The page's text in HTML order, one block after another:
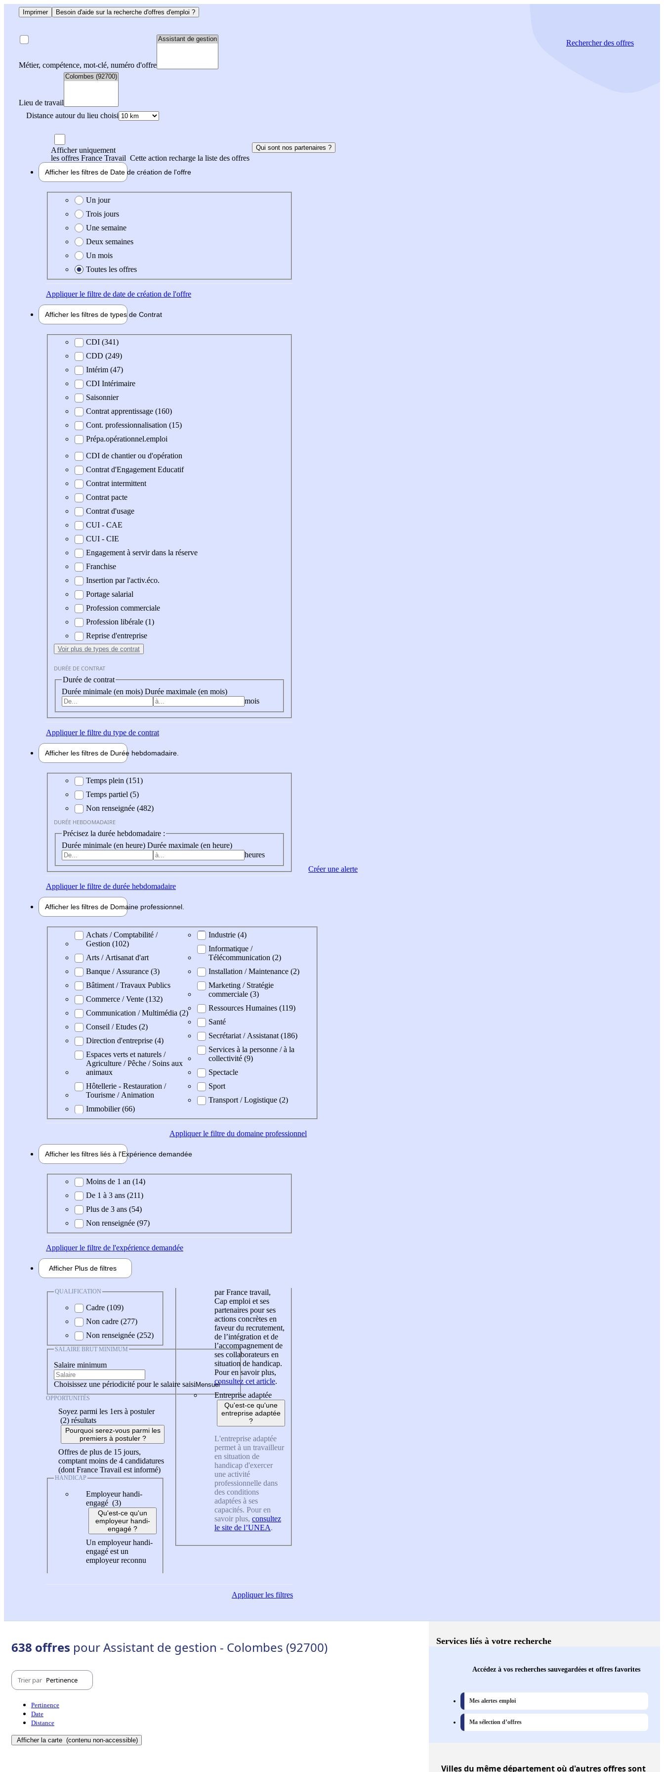
Imprimer Besoin d'aide sur la recherche d'offres d'emploi ?
Métier, compétence, mot-clé, numéro d'offre
Lieu de travail
Distance autour du lieu choisi
Rechercherdes offres
Afficher uniquement
les offres France Travail Cette action recharge la liste des offres
Qui sont nos partenaires ?
Afficher les filtres de Date de création de l'offre
Date de création de l'offre
Un jour
Trois jours
Une semaine
Deux semaines
Un mois
Toutes les offres
Appliquerle filtre de date de création de l'offre
Afficher les filtres de types de Contrat
Type de contratCDI (341)
CDD (249)
Intérim (47)
CDI Intérimaire
Saisonnier
Contrat apprentissage (160)
Cont. professionnalisation (15)
Prépa.opérationnel.emploi
CDI de chantier ou d'opération
Contrat d'Engagement Educatif
Contrat intermittent
Contrat pacte
Contrat d'usage
CUI - CAE
CUI - CIE
Engagement à servir dans la réserve
Franchise
Insertion par l'activ.éco.
Portage salarial
Profession commerciale
Profession libérale (1)
Reprise d'entreprise
Voir plus de types de contrat
DURÉE DE CONTRAT
Durée de contrat
Durée minimale (en mois) Durée maximale (en mois)
mois
Appliquerle filtre du type de contrat
Afficher les filtres de Durée hebdomadaire
Durée hebdomadaire
Temps plein (151)
Temps partiel (5)
Non renseignée (482)
DURÉE HEBDOMADAIRE
Précisez la durée hebdomadaire :
Durée minimale (en heure) Durée maximale (en heure)
heures
Appliquerle filtre de durée hebdomadaire
Afficher les filtres de Domaine professionnel
Domaine professionel
Achats / Comptabilité /
Gestion (102)
Arts / Artisanat d'art
Banque / Assurance (3)
Bâtiment / Travaux Publics
Commerce / Vente (132)
Communication / Multimédia (2)
Conseil / Etudes (2)
Direction d'entreprise (4)
Espaces verts et naturels /
Agriculture / Pêche / Soins aux
animaux
Hôtellerie - Restauration /
Tourisme / Animation
Immobilier (66)
Industrie (4)
Informatique /
Télécommunication (2)
Installation / Maintenance (2)
Marketing / Stratégie
commerciale (3)
Ressources Humaines (119)
Santé
Secrétariat / Assistanat (186)
Services à la personne / à la
collectivité (9)
Spectacle
Sport
Transport / Logistique (2)
Appliquerle filtre du domaine professionnel
Afficher les filtres liés à l'Expérience demandée
Expérience demandée
Moins de 1 an (14)
De 1 à 3 ans (211)
Plus de 3 ans (54)
Non renseignée (97)
Appliquerle filtre de l'expérience demandée
Afficher Plus de filtres
QUALIFICATION
Cadre (109)
Non cadre (277)
Non renseignée (252)
SALAIRE BRUT MINIMUM
Salaire minimum
Choisissez une périodicité pour le salaire saisi
OPPORTUNITÉS
Soyez parmi les 1ers à postuler
(2) résultats
Pourquoi serez-vous parmi les
premiers à postuler ?
Offres de plus de 15 jours,
comptant moins de 4 candidatures
(dont France Travail est informé)
HANDICAP
Employeur handi-
engagé (3)
Qu'est-ce qu'un
employeur handi-
engagé ?
Un employeur handi-
engagé est un
employeur reconnu
par France travail,
Cap emploi et ses
partenaires pour ses
actions concrètes en
faveur du recrutement,
de l’intégration et de
l’accompagnement de
ses collaborateurs en
situation de handicap.
Pour en savoir plus,
consultez cet article.
Entreprise adaptée
Qu'est-ce qu'une
entreprise adaptée
?
L'entreprise adaptée
permet à un travailleur
en situation de
handicap d'exercer
une activité
professionnelle dans
des conditions
adaptées à ses
capacités. Pour en
savoir plus, consultez
le site de l’UNEA.
Appliquerles filtres
Créer une alerte
638 offres pour Assistant de gestion - Colombes (92700)
Trier par Pertinence
Pertinence
Date
Distance
Afficher la carte (contenu non-accessible)
Services liés à votre recherche
Accédez à vos recherches sauvegardées et offres favorites
Mes alertes emploi
Ma sélection d’offres
Villesdu même département où d'autres offres sont